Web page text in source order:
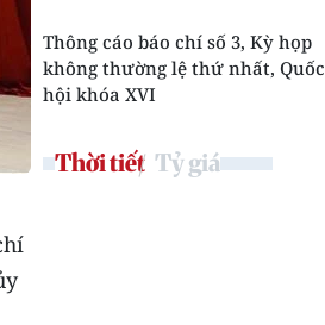
Thông cáo báo chí số 3, Kỳ họp
không thường lệ thứ nhất, Quốc
hội khóa XVI
Thời tiết Tỷ giá